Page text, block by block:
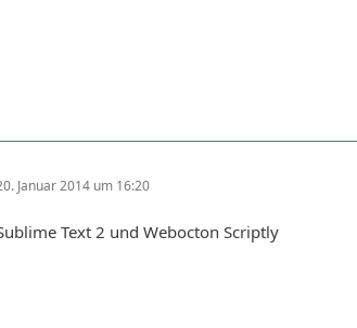
Januar 2014 um 16:20
Text 2 und Webocton Scriptly